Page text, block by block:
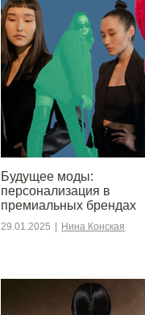
Будущее моды:
персонализация в
премиальных брендах
29.01.2025 Нина Конская